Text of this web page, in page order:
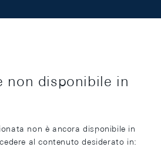
non disponibile in
non è ancora disponibile in
al contenuto desiderato in: